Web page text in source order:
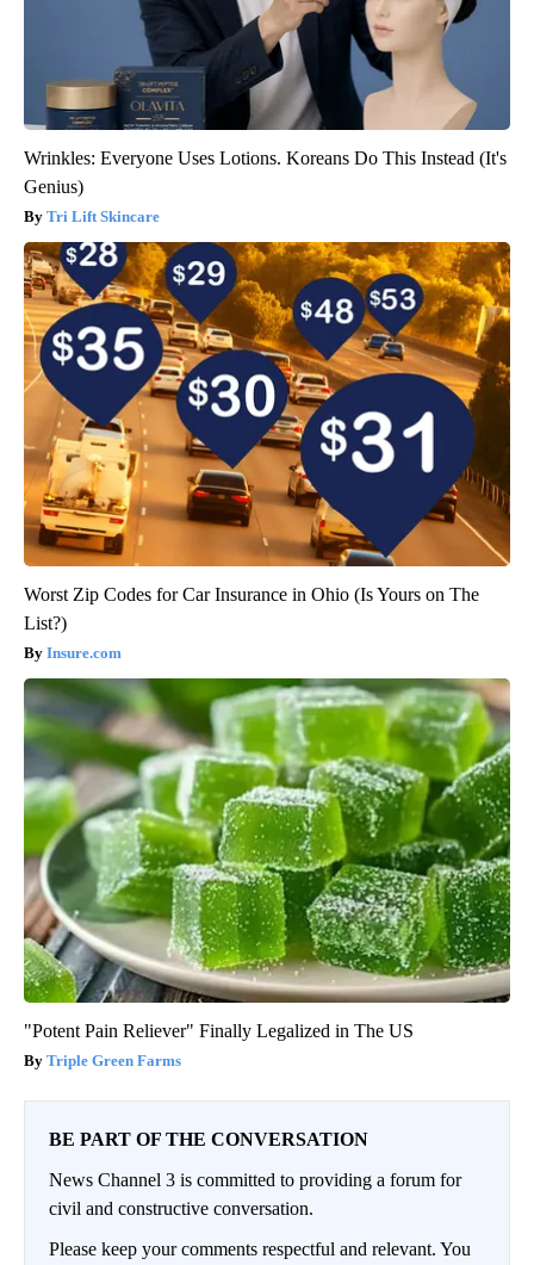
Wrinkles: Everyone Uses Lotions. Koreans Do This Instead (It's
Genius)
Tri Lift Skincare
Worst Zip Codes for Car Insurance in Ohio (Is Yours on The
List?)
Insure.com
"Potent Pain Reliever" Finally Legalized in The US
Triple Green Farms
BE PART OF THE CONVERSATION
News Channel 3 is committed to providing a forum for
civil and constructive conversation.
Please keep your comments respectful and relevant. You